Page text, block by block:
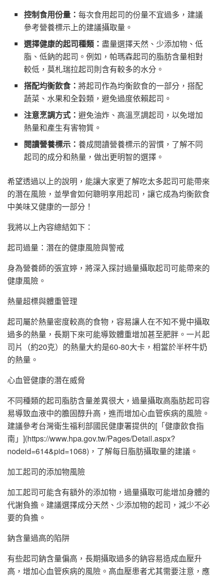
控制食用份量：每次食用起司的份量不宜過多，建議
參考營養標示上的建議攝取量。
選擇健康的起司種類：盡量選擇天然、少添加物、低
脂、低鈉的起司。例如，帕瑪森起司的脂肪含量相對
較低，莫札瑞拉起司則含有較多的水分。
搭配均衡飲食：將起司作為均衡飲食的一部分，搭配
蔬菜、水果和全穀類，避免過度依賴起司。
注意烹調方式：避免油炸、高溫烹調起司，以免增加
熱量和產生有害物質。
閱讀營養標示：養成閱讀營養標示的習慣，了解不同
起司的成分和熱量，做出更明智的選擇。
希望透過以上的說明，能讓大家更了解吃太多起司可能帶來
的潛在風險，並學會如何聰明享用起司，讓它成為均衡飲食
中美味又健康的一部分！
我將以上內容總結如下：
起司過量：潛在的健康風險與警戒
身為營養師的張宜婷，將深入探討過量攝取起司可能帶來的
健康風險。
熱量超標與體重管理
起司屬於熱量密度較高的食物，容易讓人在不知不覺中攝取
過多的熱量，長期下來可能導致體重增加甚至肥胖。一片起
司片（約20克）的熱量大約是60-80大卡，相當於半杯牛奶
的熱量。
心血管健康的潛在威脅
不同種類的起司脂肪含量差異很大，過量攝取高脂肪起司容
易導致血液中的膽固醇升高，進而增加心血管疾病的風險。
建議參考台灣衛生福利部國民健康署提供的[「健康飲食指
南」](https://www.hpa.gov.tw/Pages/Detail.aspx?
nodeid=614&pid=1068)，了解每日脂肪攝取量的建議。
加工起司的添加物風險
加工起司可能含有額外的添加物，過量攝取可能增加身體的
代謝負擔。建議選擇成分天然、少添加物的起司，減少不必
要的負擔。
鈉含量過高的陷阱
有些起司鈉含量偏高，長期攝取過多的鈉容易造成血壓升
高，增加心血管疾病的風險。高血壓患者尤其需要注意，應